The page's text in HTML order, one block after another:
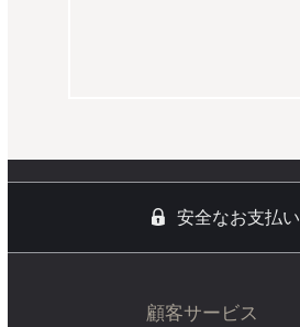
安全なお支払い
顧客サービス